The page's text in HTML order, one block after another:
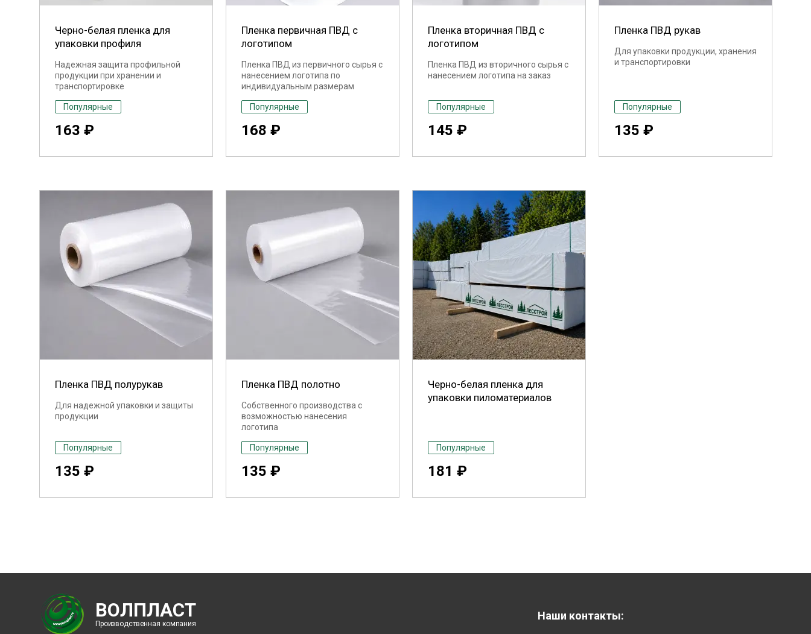
Черно-белая пленка для
упаковки профиля
Надежная защита профильной
продукции при хранении и
транспортировке
Популярные
163 ₽
Пленка первичная ПВД с
логотипом
Пленка ПВД из первичного сырья с
нанесением логотипа по
индивидуальным размерам
Популярные
168 ₽
Пленка вторичная ПВД с
логотипом
Пленка ПВД из вторичного сырья с
нанесением логотипа на заказ
Популярные
145 ₽
Пленка ПВД рукав
Для упаковки продукции, хранения
и транспортировки
Популярные
135 ₽
Пленка ПВД полурукав
Для надежной упаковки и защиты
продукции
Популярные
135 ₽
Пленка ПВД полотно
Собственного производства с
возможностью нанесения
логотипа
Популярные
135 ₽
Черно-белая пленка для
упаковки пиломатериалов
Популярные
181 ₽
ВОЛПЛАСТ
Производственная компания
Наши контакты: